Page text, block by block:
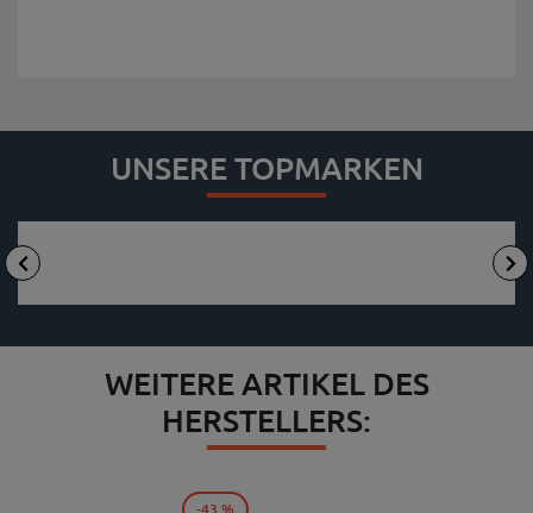
UNSERE TOPMARKEN
WEITERE ARTIKEL DES
HERSTELLERS: